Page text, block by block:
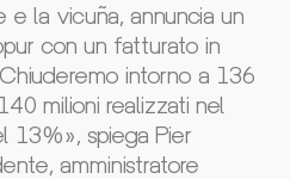
la vicuña, annuncia un
con un fatturato in
intorno a 136
milioni realizzati nel
13%», spiega Pier
amministratore